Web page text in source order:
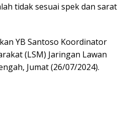
tidak sesuai spek dan sarat
YB Santoso Koordinator
(LSM) Jaringan Lawan
Jumat (26/07/2024).